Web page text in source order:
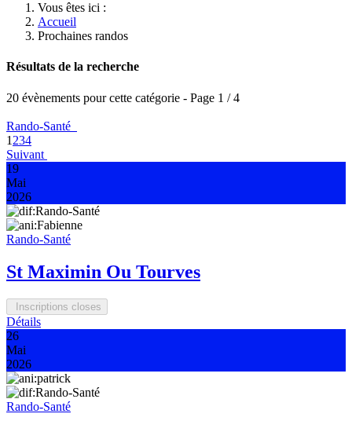
Vous êtes ici :
Accueil
Prochaines randos
Résultats de la recherche
20 évènements pour cette catégorie - Page 1 / 4
Rando-Santé
1 234
Suivant
19
Mai
2026
Rando-Santé
St Maximin Ou Tourves
Inscriptions closes
Détails
26
Mai
2026
Rando-Santé